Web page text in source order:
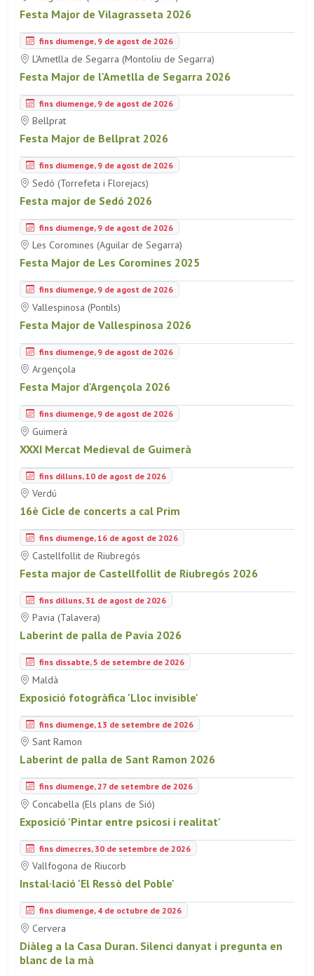
Festa Major de Vilagrasseta 2026
fins diumenge, 9 de agost de 2026
L'Ametlla de Segarra (Montoliu de Segarra)
Festa Major de l'Ametlla de Segarra 2026
fins diumenge, 9 de agost de 2026
Bellprat
Festa Major de Bellprat 2026
fins diumenge, 9 de agost de 2026
Sedó (Torrefeta i Florejacs)
Festa major de Sedó 2026
fins diumenge, 9 de agost de 2026
Les Coromines (Aguilar de Segarra)
Festa Major de Les Coromines 2025
fins diumenge, 9 de agost de 2026
Vallespinosa (Pontils)
Festa Major de Vallespinosa 2026
fins diumenge, 9 de agost de 2026
Argençola
Festa Major d'Argençola 2026
fins diumenge, 9 de agost de 2026
Guimerà
XXXI Mercat Medieval de Guimerà
fins dilluns, 10 de agost de 2026
Verdú
16è Cicle de concerts a cal Prim
fins diumenge, 16 de agost de 2026
Castellfollit de Riubregós
Festa major de Castellfollit de Riubregós 2026
fins dilluns, 31 de agost de 2026
Pavia (Talavera)
Laberint de palla de Pavia 2026
fins dissabte, 5 de setembre de 2026
Maldà
Exposició fotogràfica 'Lloc invisible'
fins diumenge, 13 de setembre de 2026
Sant Ramon
Laberint de palla de Sant Ramon 2026
fins diumenge, 27 de setembre de 2026
Concabella (Els plans de Sió)
Exposició 'Pintar entre psicosi i realitat'
fins dimecres, 30 de setembre de 2026
Vallfogona de Riucorb
Instal·lació 'El Ressò del Poble'
fins diumenge, 4 de octubre de 2026
Cervera
Diàleg a la Casa Duran. Silenci danyat i pregunta en
blanc de la mà